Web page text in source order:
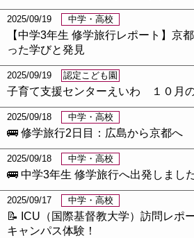
2025/09/19 中学・高校
【中学3年生 修学旅行レポート】京
った学びと発見
2025/09/19 認定こども園
子育て支援センターえいわ １０月
2025/09/18 中学・高校
🚌 修学旅行2日目：広島から京都へ
2025/09/18 中学・高校
🚌 中学3年生 修学旅行へ出発しまし
2025/09/17 中学・高校
📝 ICU（国際基督教大学）訪問レポ
キャンパス体験！